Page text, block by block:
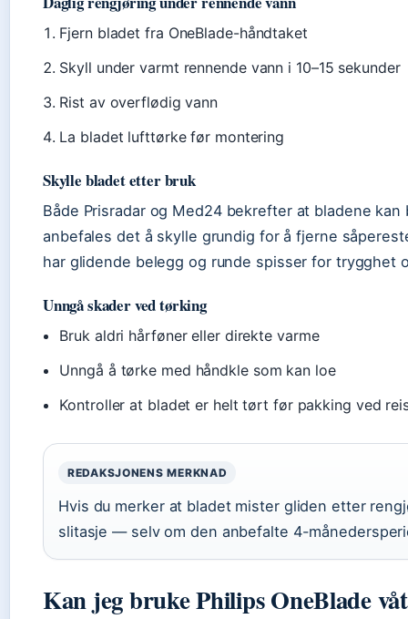
Fjern bladet fra OneBlade-håndtaket
Skyll under varmt rennende vann i 10–15 sekunder
Rist av overflødig vann
La bladet lufttørke før montering
Skylle bladet etter bruk
Både Prisradar og Med24 bekrefter at bladene
anbefales det å skylle grundig for å fjerne
har glidende belegg og runde spisser for trygghet
Unngå skader ved tørking
Bruk aldri hårføner eller direkte varme
Unngå å tørke med håndkle som kan loe
Kontroller at bladet er helt tørt før pakking ved
REDAKSJONENS MERKNAD
Hvis du merker at bladet mister gliden etter
slitasje — selv om den anbefalte 4-
Kan jeg bruke Philips OneBlade